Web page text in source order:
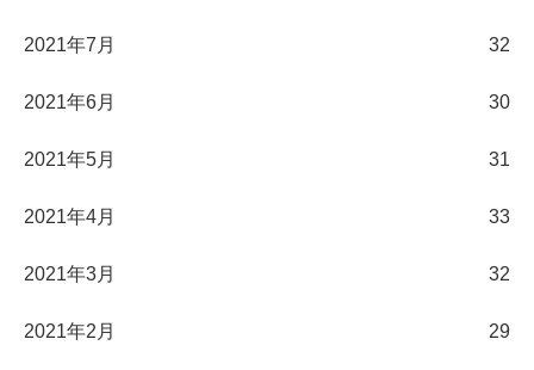
2021年7月 32
2021年6月 30
2021年5月 31
2021年4月 33
2021年3月 32
2021年2月 29